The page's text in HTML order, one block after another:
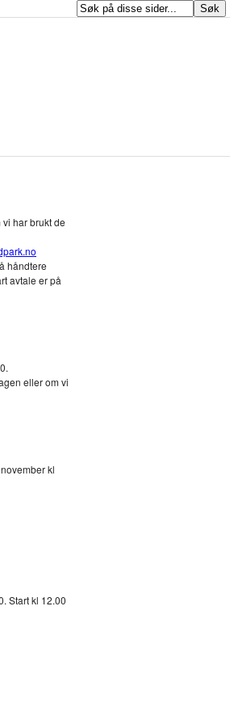
har brukt de
håndtere
avtale er på
eller om vi
kl
Start kl 12.00